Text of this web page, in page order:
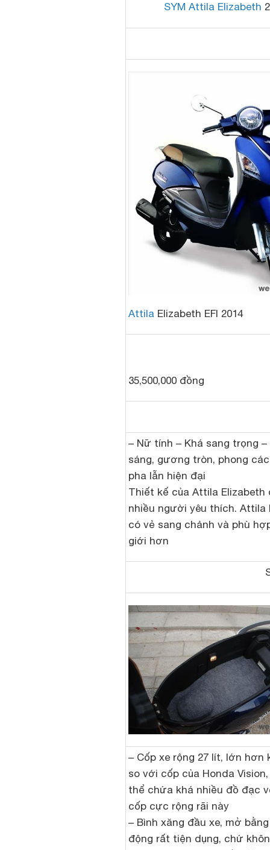
SYM Attila Elizabeth
Attila Elizabeth EFI 2014
35,500,000 đồng
– Nữ tính – Khá sang trọng
sáng, gương tròn, phong
pha lẫn hiện đại
Thiết kế của Attila
nhiều người yêu thích. Attila
có vẻ sang chảnh và phù
giới hơn
– Cốp xe rộng 27 lít, lớn hơn
so với cốp của Honda
thể chứa khá nhiều đồ đạc
cốp cực rộng rãi này
– Bình xăng đầu xe, mở
động rất tiện dụng, chứ